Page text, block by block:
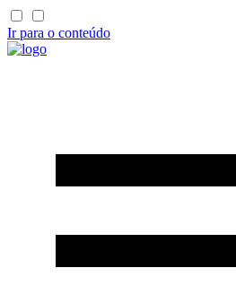
Ir para o conteúdo